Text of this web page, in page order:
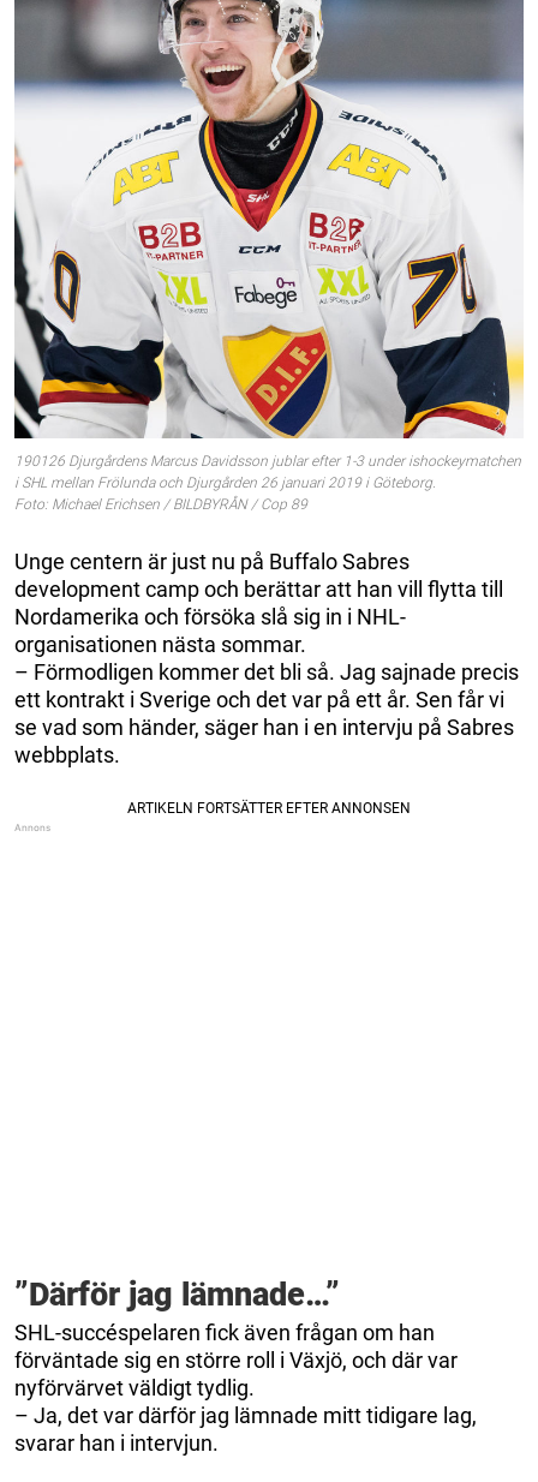
190126 Djurgårdens Marcus Davidsson jublar efter 1-3 under ishockeymatchen
i SHL mellan Frölunda och Djurgården 26 januari 2019 i Göteborg.
Foto: Michael Erichsen / BILDBYRÅN / Cop 89
Unge centern är just nu på Buffalo Sabres
development camp och berättar att han vill flytta till
Nordamerika och försöka slå sig in i NHL-
organisationen nästa sommar.
– Förmodligen kommer det bli så. Jag sajnade precis
ett kontrakt i Sverige och det var på ett år. Sen får vi
se vad som händer, säger han i en intervju på Sabres
webbplats.
”Därför jag lämnade…”
SHL-succéspelaren fick även frågan om han
förväntade sig en större roll i Växjö, och där var
nyförvärvet väldigt tydlig.
– Ja, det var därför jag lämnade mitt tidigare lag,
svarar han i intervjun.